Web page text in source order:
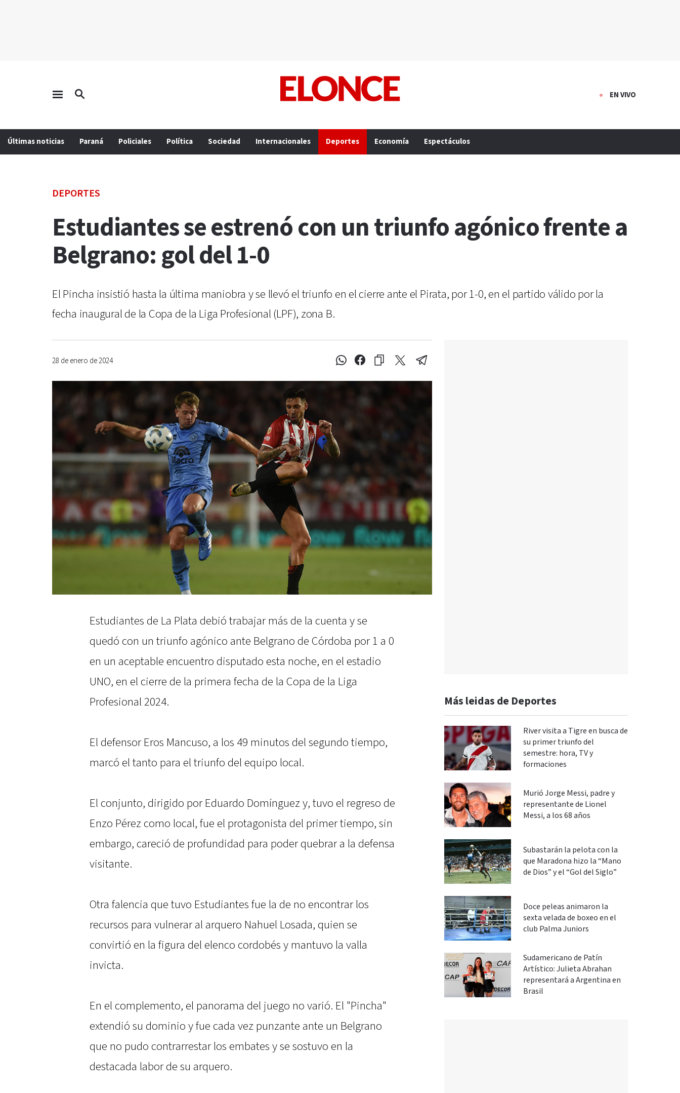
EN VIVO
Últimas noticias Paraná Policiales Política Sociedad Internacionales Deportes Economía Espectáculos
DEPORTES
Estudiantes se estrenó con un triunfo agónico frente a
Belgrano: gol del 1-0
El Pincha insistió hasta la última maniobra y se llevó el triunfo en el cierre ante el Pirata, por 1-0, en el partido válido por la
fecha inaugural de la Copa de la Liga Profesional (LPF), zona B.
28 de enero de 2024
Estudiantes de La Plata debió trabajar más de la cuenta y se
quedó con un triunfo agónico ante Belgrano de Córdoba por 1 a 0
en un aceptable encuentro disputado esta noche, en el estadio
UNO, en el cierre de la primera fecha de la Copa de la Liga
Profesional 2024.
El defensor Eros Mancuso, a los 49 minutos del segundo tiempo,
marcó el tanto para el triunfo del equipo local.
El conjunto, dirigido por Eduardo Domínguez y, tuvo el regreso de
Enzo Pérez como local, fue el protagonista del primer tiempo, sin
embargo, careció de profundidad para poder quebrar a la defensa
visitante.
Otra falencia que tuvo Estudiantes fue la de no encontrar los
recursos para vulnerar al arquero Nahuel Losada, quien se
convirtió en la figura del elenco cordobés y mantuvo la valla
invicta.
En el complemento, el panorama del juego no varió. El "Pincha"
extendió su dominio y fue cada vez punzante ante un Belgrano
que no pudo contrarrestar los embates y se sostuvo en la
destacada labor de su arquero.
Más leidas de Deportes
River visita a Tigre en busca de
su primer triunfo del
semestre: hora, TV y
formaciones
Murió Jorge Messi, padre y
representante de Lionel
Messi, a los 68 años
Subastarán la pelota con la
que Maradona hizo la “Mano
de Dios” y el “Gol del Siglo”
Doce peleas animaron la
sexta velada de boxeo en el
club Palma Juniors
Sudamericano de Patín
Artístico: Julieta Abrahan
representará a Argentina en
Brasil